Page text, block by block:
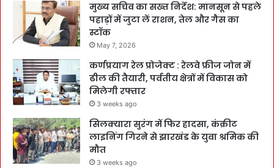
मुख्य सचिव का सख्त निर्देश: मानसून से पहले
पहाड़ों में जुटा लें राशन, तेल और गैस का
स्टॉक
May 7, 2026
कर्णप्रयाग रेल प्रोजेक्ट : रेलवे फ्रीज जोन में
ढील की तैयारी, पर्वतीय क्षेत्रों में विकास को
मिलेगी रफ्तार
3 weeks ago
सिलक्यारा सुरंग में फिर हादसा, कंक्रीट
लाइनिंग गिरने से झारखंड के युवा श्रमिक की
मौत
3 weeks ago